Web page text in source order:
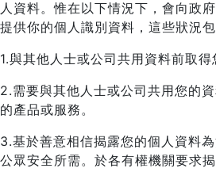
人資料。惟在以下情況下，會向政
提供你的個人識別資料，這些狀況
1.與其他人士或公司共用資料前取得
2.需要與其他人士或公司共用您的
的產品或服務。
3.基於善意相信揭露您的個人資料
公眾安全所需。於各有權機關要求